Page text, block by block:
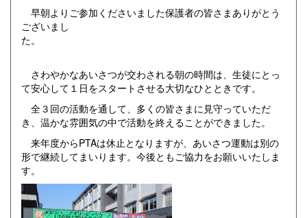
早朝よりご参加くださいました保護者の皆さまありがとう
ございまし
た。
さわやかなあいさつが交わされる朝の時間は、生徒にとっ
て安心して１日をスタートさせる大切なひとときです。
全３回の活動を通して、多くの皆さまに見守っていただ
き、温かな雰囲気の中で活動を終えることができました。
来年度からPTAは休止となりますが、あいさつ運動は別の
形で継続してまいります。今後ともご協力をお願いいたしま
す。